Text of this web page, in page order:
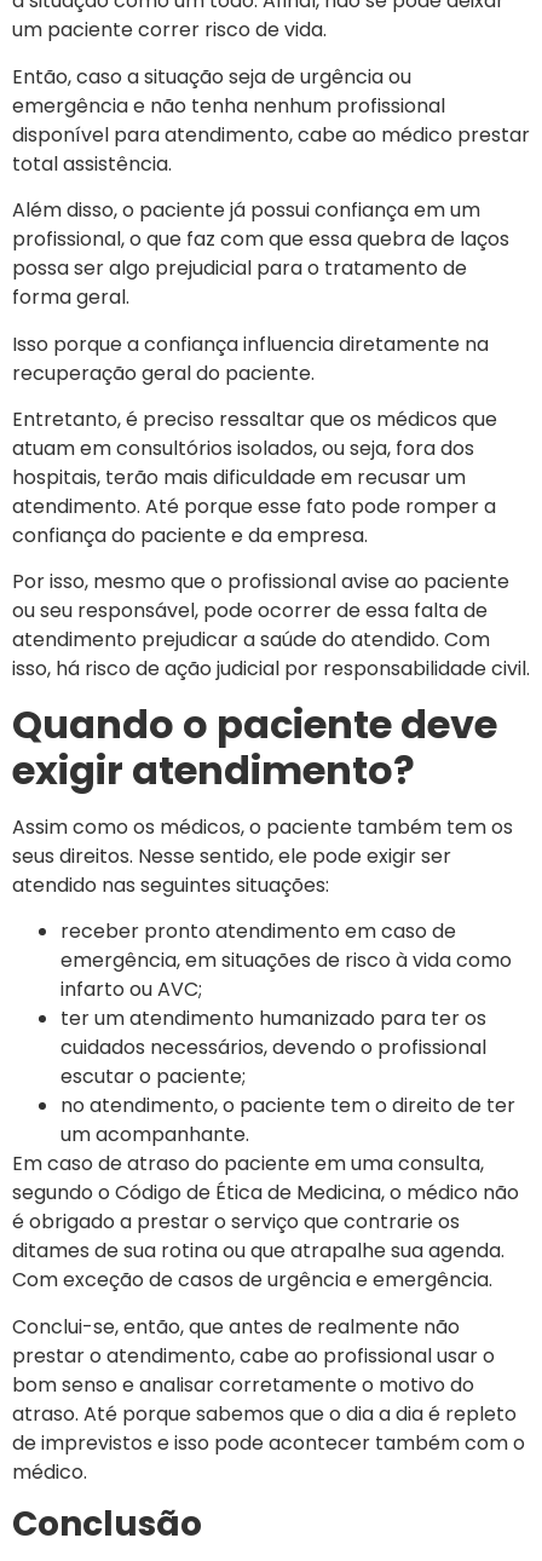
um paciente correr risco de vida.
Então, caso a situação seja de urgência ou
emergência e não tenha nenhum profissional
disponível para atendimento, cabe ao médico prestar
total assistência.
Além disso, o paciente já possui confiança em um
profissional, o que faz com que essa quebra de laços
possa ser algo prejudicial para o tratamento de
forma geral.
Isso porque a confiança influencia diretamente na
recuperação geral do paciente.
Entretanto, é preciso ressaltar que os médicos que
atuam em consultórios isolados, ou seja, fora dos
hospitais, terão mais dificuldade em recusar um
atendimento. Até porque esse fato pode romper a
confiança do paciente e da empresa.
Por isso, mesmo que o profissional avise ao paciente
ou seu responsável, pode ocorrer de essa falta de
atendimento prejudicar a saúde do atendido. Com
isso, há risco de ação judicial por responsabilidade civil.
Quando o paciente deve
exigir atendimento?
Assim como os médicos, o paciente também tem os
seus direitos. Nesse sentido, ele pode exigir ser
atendido nas seguintes situações:
receber pronto atendimento em caso de
emergência, em situações de risco à vida como
infarto ou AVC;
ter um atendimento humanizado para ter os
cuidados necessários, devendo o profissional
escutar o paciente;
no atendimento, o paciente tem o direito de ter
um acompanhante.
Em caso de atraso do paciente em uma consulta,
segundo o Código de Ética de Medicina, o médico não
é obrigado a prestar o serviço que contrarie os
ditames de sua rotina ou que atrapalhe sua agenda.
Com exceção de casos de urgência e emergência.
Conclui-se, então, que antes de realmente não
prestar o atendimento, cabe ao profissional usar o
bom senso e analisar corretamente o motivo do
atraso. Até porque sabemos que o dia a dia é repleto
de imprevistos e isso pode acontecer também com o
médico.
Conclusão